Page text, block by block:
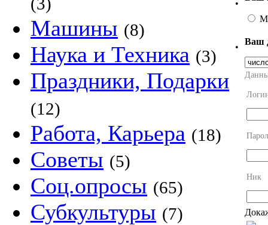
Машины (8)
Наука и Техника (3)
Праздники, Подарки
(12)
Работа, Карьера (18)
Советы (5)
Соц.опросы (65)
Субкультуры (7)
•
•
Ваш
Ник